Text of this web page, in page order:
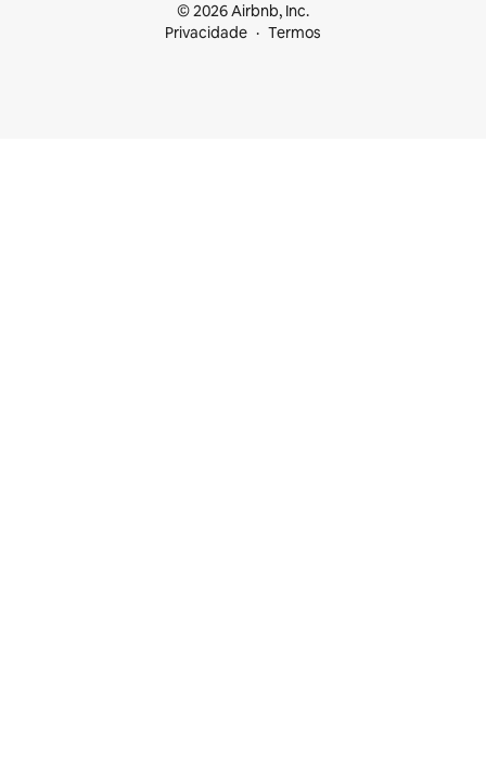
© 2026 Airbnb, Inc.
Privacidade
Termos